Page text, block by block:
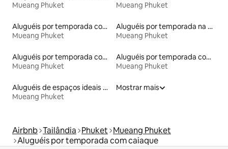
Mueang Phuket
Mueang Phuket
Aluguéis por temporada com suítes privativas
Mueang Phuket
Aluguéis por temporada na orla
Mueang Phuket
Aluguéis por temporada com café da manhã
Mueang Phuket
Aluguéis por temporada com banheira de hidromassagem
Mueang Phuket
Aluguéis de espaços ideais para famílias
Mueang Phuket
Mostrar mais
Airbnb Tailândia Phuket Mueang Phuket
Aluguéis por temporada com caiaque